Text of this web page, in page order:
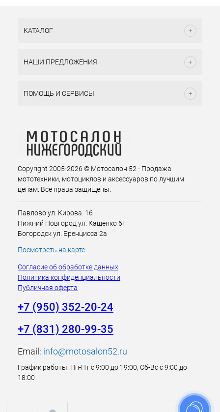
КАТАЛОГ
НАШИ ПРЕДЛОЖЕНИЯ
ПОМОЩЬ И СЕРВИСЫ
Copyright 2005-2026 © Мотосалон 52 - Продажа
мототехники, мотоциклов и аксессуаров по лучшим
ценам. Все права защищены.
Павлово ул. Кирова. 16
Нижний Новгород ул. Кащенко 6Г
Богородск ул. Бренцисса 2а
Посмотреть на карте
Согласие об обработке данных
Политика конфиденциальности
Публичная оферта
+7 (950) 352-20-24
+7 (831) 280-99-35
Email: info@motosalon52.ru
График работы: Пн-Пт с 9:00 до 19:00, Сб-Вс с 9:00 до
18:00